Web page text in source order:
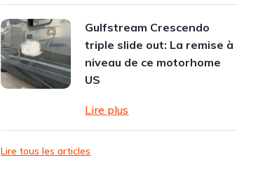
Gulfstream Crescendo
triple slide out: La remise à
niveau de ce motorhome
US
Lire plus
Lire tous les articles